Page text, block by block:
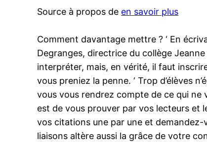
Source à propos de en savoir plus
Comment davantage mettre ? ‘ En
Degranges, directrice du collège
interpréter, mais, en vérité, il faut
vous preniez la penne. ‘ Trop d’élèves
vous vous rendrez compte de ce qui ne
est de vous prouver par vos lecteurs et
vos citations une par une et demandez-
liaisons altère aussi la grâce de votre